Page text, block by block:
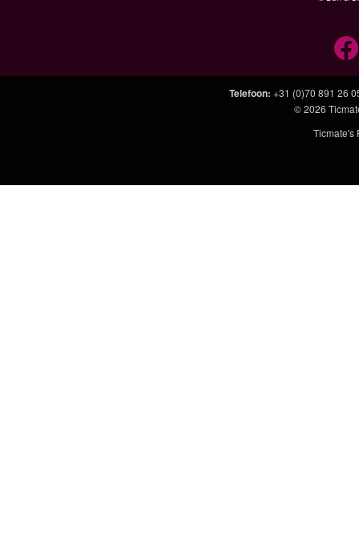
Telefoon: +31 (0)70 891 26
© 2026
Ticmate's